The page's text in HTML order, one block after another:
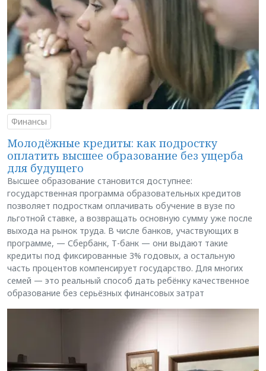
Финансы
Молодёжные кредиты: как подростку
оплатить высшее образование без ущерба
для будущего
Высшее образование становится доступнее:
государственная программа образовательных кредитов
позволяет подросткам оплачивать обучение в вузе по
льготной ставке, а возвращать основную сумму уже после
выхода на рынок труда. В числе банков, участвующих в
программе, — Сбербанк, Т-банк — они выдают такие
кредиты под фиксированные 3% годовых, а остальную
часть процентов компенсирует государство. Для многих
семей — это реальный способ дать ребёнку качественное
образование без серьёзных финансовых затрат